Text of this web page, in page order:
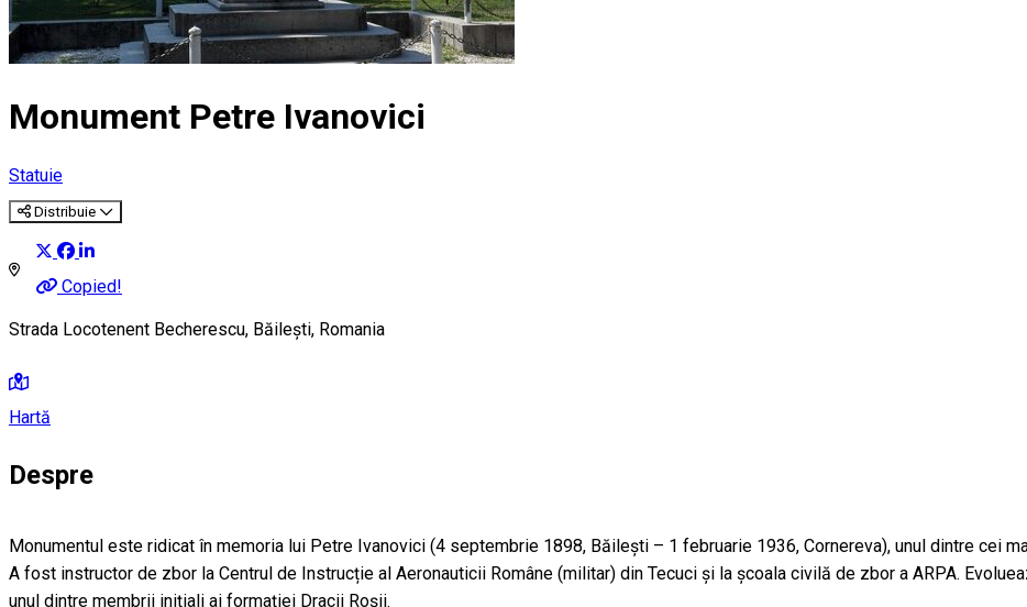
Monument Petre Ivanovici
Statuie
Distribuie
Copied!
Strada Locotenent Becherescu, Băilești, Romania
Hartă
Despre
Monumentul este ridicat în memoria lui Petre Ivanovici (4 septembrie 1898, Băilești – 1 februarie 1936, Cornereva), unul dintre cei
A fost instructor de zbor la Centrul de Instrucție al Aeronauticii Române (militar) din Tecuci și la școala civilă de zbor a ARPA.
unul dintre membrii inițiali ai formației Dracii Roșii.